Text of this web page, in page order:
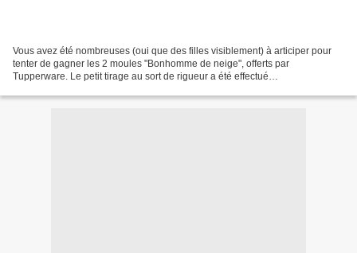
Vous avez été nombreuses (oui que des filles visiblement) à articiper pour
tenter de gagner les 2 moules "Bonhomme de neige", offerts par
Tupperware. Le petit tirage au sort de rigueur a été effectué